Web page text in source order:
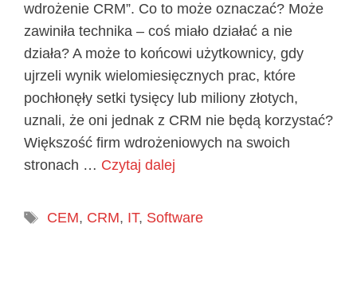
wdrożenie CRM”. Co to może oznaczać? Może
zawiniła technika – coś miało działać a nie
działa? A może to końcowi użytkownicy, gdy
ujrzeli wynik wielomiesięcznych prac, które
pochłonęły setki tysięcy lub miliony złotych,
uznali, że oni jednak z CRM nie będą korzystać?
Większość firm wdrożeniowych na swoich
stronach … Czytaj dalej
Tagi
CEM, CRM, IT, Software